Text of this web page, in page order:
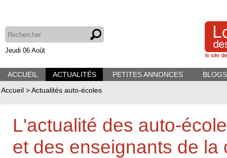
Jeudi 06 Août
ACCUEIL ACTUALITÉS PETITES ANNONCES
Accueil >Actualités auto-écoles
L'actualité des auto-
et des enseignants de la